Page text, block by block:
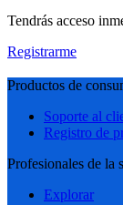
Tendrás acceso
Registrarme
Productos de
Soporte al
Registro de
Profesionales de la
Explorar